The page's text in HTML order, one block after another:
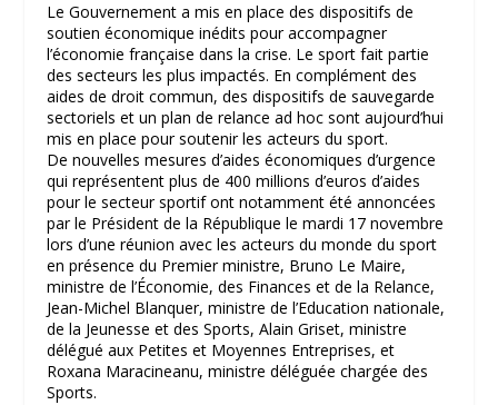
Le Gouvernement a mis en place des dispositifs de
soutien économique inédits pour accompagner
l’économie française dans la crise. Le sport fait partie
des secteurs les plus impactés. En complément des
aides de droit commun, des dispositifs de sauvegarde
sectoriels et un plan de relance ad hoc sont aujourd’hui
mis en place pour soutenir les acteurs du sport.
De nouvelles mesures d’aides économiques d’urgence
qui représentent plus de 400 millions d’euros d’aides
pour le secteur sportif ont notamment été annoncées
par le Président de la République le mardi 17 novembre
lors d’une réunion avec les acteurs du monde du sport
en présence du Premier ministre, Bruno Le Maire,
ministre de l’Économie, des Finances et de la Relance,
Jean-Michel Blanquer, ministre de l’Education nationale,
de la Jeunesse et des Sports, Alain Griset, ministre
délégué aux Petites et Moyennes Entreprises, et
Roxana Maracineanu, ministre déléguée chargée des
Sports.